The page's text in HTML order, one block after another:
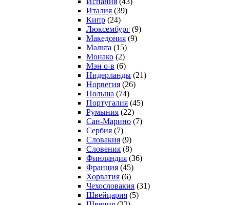
Италия (39)
Кипр (24)
Люксембург (9)
Македония (9)
Мальта (15)
Монако (2)
Мэн о-в (6)
Нидерланды (21)
Норвегия (26)
Польша (74)
Португалия (45)
Румыния (22)
Сан-Марино (7)
Сербия (7)
Словакия (9)
Словения (8)
Финляндия (36)
Франция (45)
Хорватия (6)
Чехословакия (31)
Швейцария (5)